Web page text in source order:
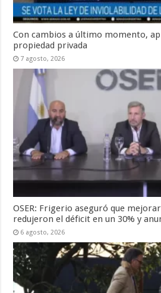
Con cambios a último momento,
propiedad privada
7 agosto, 2026
OSER: Frigerio aseguró que
redujeron el déficit en un 30% y
6 agosto, 2026